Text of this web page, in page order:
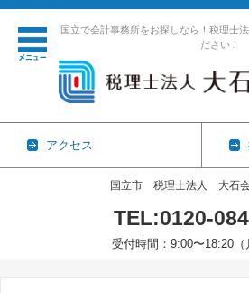
国立で会計事務所をお探しなら！税理士
ださい！
アクセス
国立市 税理士法人 大石
TEL:0120-
受付時間：9:00〜18:20（